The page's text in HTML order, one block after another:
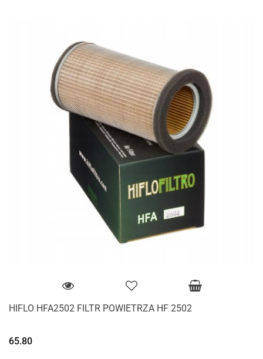
HIFLO HFA2502 FILTR POWIETRZA HF 2502
65.80